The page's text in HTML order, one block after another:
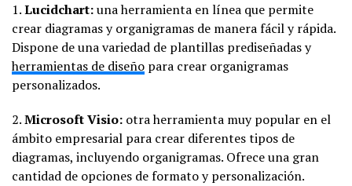
1.Lucidchart:una herramienta en línea que permite
crear diagramas y organigramas de manera fácil y rápida.
Dispone de una variedad de plantillas prediseñadas y
herramientas de diseño para crear organigramas
personalizados.
2.Microsoft Visio: otra herramienta muy popular en el
ámbito empresarial para crear diferentes tipos de
diagramas, incluyendo organigramas. Ofrece una gran
cantidad de opciones de formato y personalización.